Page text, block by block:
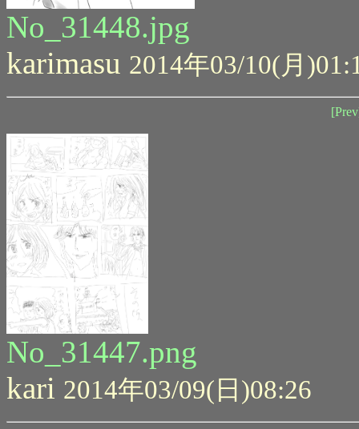
No_31448.jpg
karimasu 2014年03/10(月
No_31447.png
kari 2014年03/09(日)08:26